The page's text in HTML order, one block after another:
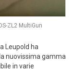
ZL2 MultiGun
Leupold ha
nuovissima gamma
in varie